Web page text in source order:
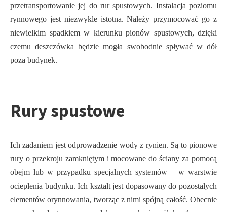
przetransportowanie jej do rur spustowych. Instalacja poziomu
rynnowego jest niezwykle istotna. Należy przymocować go z
niewielkim spadkiem w kierunku pionów spustowych, dzięki
czemu deszczówka będzie mogła swobodnie spływać w dół
poza budynek.
Rury spustowe
Ich zadaniem jest odprowadzenie wody z rynien. Są to pionowe
rury o przekroju zamkniętym i mocowane do ściany za pomocą
obejm lub w przypadku specjalnych systemów – w warstwie
ocieplenia budynku. Ich kształt jest dopasowany do pozostałych
elementów orynnowania, tworząc z nimi spójną całość. Obecnie